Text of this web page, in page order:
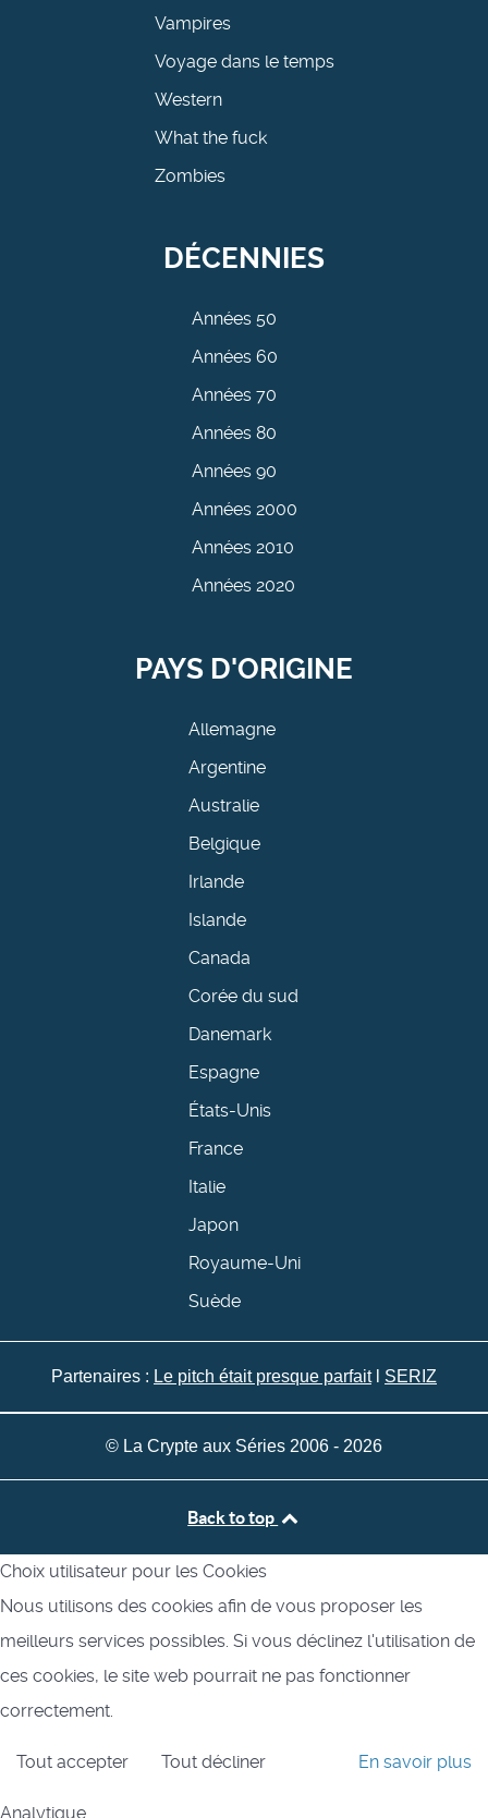
Vampires
Voyage dans le temps
Western
What the fuck
Zombies
DÉCENNIES
Années 50
Années 60
Années 70
Années 80
Années 90
Années 2000
Années 2010
Années 2020
PAYS D'ORIGINE
Allemagne
Argentine
Australie
Belgique
Irlande
Islande
Canada
Corée du sud
Danemark
Espagne
États-Unis
France
Italie
Japon
Royaume-Uni
Suède
Partenaires : Le pitch était presque parfaitl SERIZ
© La Crypte aux Séries 2006 - 2026
Back to top
Choix utilisateur pour les Cookies
Nous utilisons des cookies afin de vous proposer les
meilleurs services possibles. Si vous déclinez l'utilisation de
ces cookies, le site web pourrait ne pas fonctionner
correctement.
Tout accepter Tout décliner En savoir plus
Analytique